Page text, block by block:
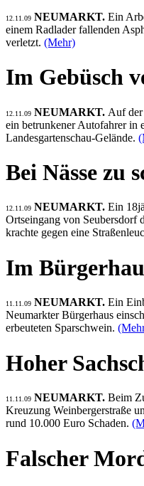
12.11.09 NEUMARKT. Ein
einem Radlader fallenden
verletzt. (Mehr)
Im Gebüsch
12.11.09 NEUMARKT. Auf der
ein betrunkener Autofahrer in
Landesgartenschau-Gelände.
Bei Nässe zu
12.11.09 NEUMARKT. Ein
Ortseingang von Seubersdorf
krachte gegen eine
Im
11.11.09 NEUMARKT. Ein
Neumarkter Bürgerhaus
erbeuteten Sparschwein.
Hoher
11.11.09 NEUMARKT. Beim
Kreuzung Weinbergerstraße
rund 10.000 Euro Schaden.
Falscher